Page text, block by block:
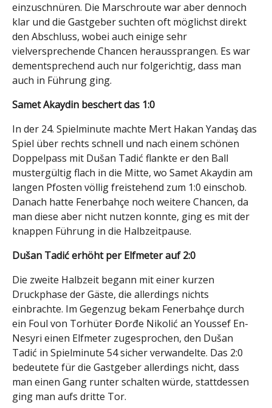
einzuschnüren. Die Marschroute war aber dennoch
klar und die Gastgeber suchten oft möglichst direkt
den Abschluss, wobei auch einige sehr
vielversprechende Chancen heraussprangen. Es war
dementsprechend auch nur folgerichtig, dass man
auch in Führung ging.
Samet Akaydin beschert das 1:0
In der 24. Spielminute machte Mert Hakan Yandaş das
Spiel über rechts schnell und nach einem schönen
Doppelpass mit Dušan Tadić flankte er den Ball
mustergültig flach in die Mitte, wo Samet Akaydin am
langen Pfosten völlig freistehend zum 1:0 einschob.
Danach hatte Fenerbahçe noch weitere Chancen, da
man diese aber nicht nutzen konnte, ging es mit der
knappen Führung in die Halbzeitpause.
Dušan Tadić erhöht per Elfmeter auf 2:0
Die zweite Halbzeit begann mit einer kurzen
Druckphase der Gäste, die allerdings nichts
einbrachte. Im Gegenzug bekam Fenerbahçe durch
ein Foul von Torhüter Đorđe Nikolić an Youssef En-
Nesyri einen Elfmeter zugesprochen, den Dušan
Tadić in Spielminute 54 sicher verwandelte. Das 2:0
bedeutete für die Gastgeber allerdings nicht, dass
man einen Gang runter schalten würde, stattdessen
ging man aufs dritte Tor.